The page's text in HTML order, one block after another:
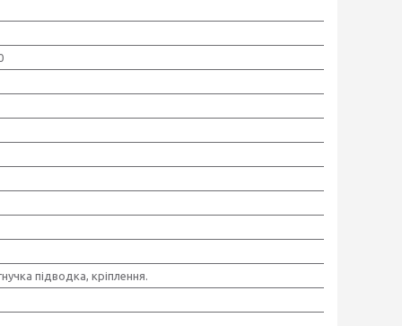
підводка, кріплення.